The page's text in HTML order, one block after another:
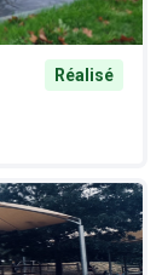
Réalisé